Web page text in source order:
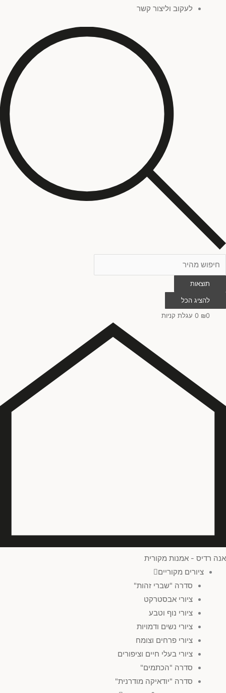
לעקוב וליצור קשר
תוצאות
להציג הכל
₪0
0 עגלת קניות
אנה רדיס - אמנות מקורית
ציורים מקוריים
סדרה "שברי זהות"
ציורי אבסטרקט
ציורי נוף וטבע
ציורי נשים ודמויות
ציורי פרחים וצומח
ציורי בעלי חיים וציפורים
סדרה "הכתמים"
סדרה "יודאיקה מודרנית"